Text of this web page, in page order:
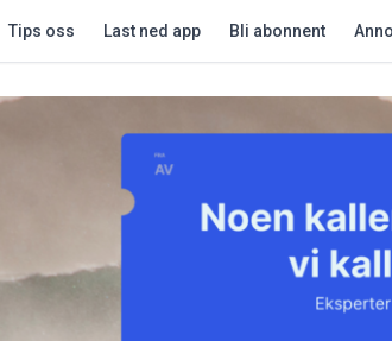
Tips oss Last ned app Bli abonnent